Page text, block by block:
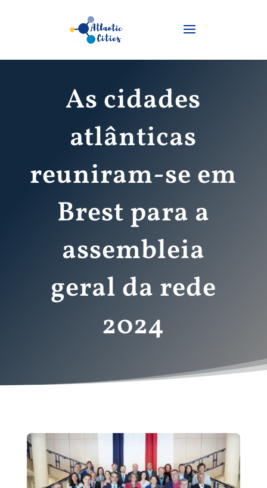
As cidades
atlânticas
reuniram-se em
Brest para a
assembleia
geral da rede
2024